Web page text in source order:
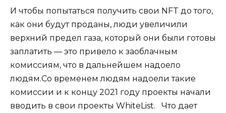
И чтобы попытаться получить свои NFT до того,
как они будут проданы, люди увеличили
верхний предел газа, который они были готовы
заплатить — это привело к заоблачным
комиссиям, что в дальнейшем надоело
людям.Со временем людям надоели такие
комиссии и к концу 2021 году проекты начали
вводить в свои проекты WhiteList.⠀Что дает